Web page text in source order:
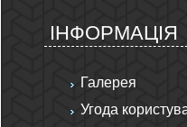
ІНФОРМАЦІЯ
Галерея
Угода